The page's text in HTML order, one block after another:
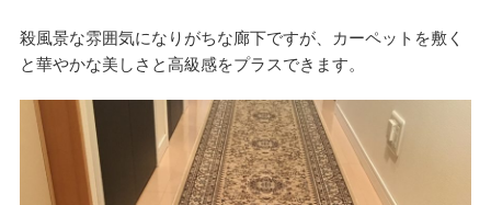
殺風景な雰囲気になりがちな廊下ですが、カーペットを敷く
と華やかな美しさと高級感をプラスできます。